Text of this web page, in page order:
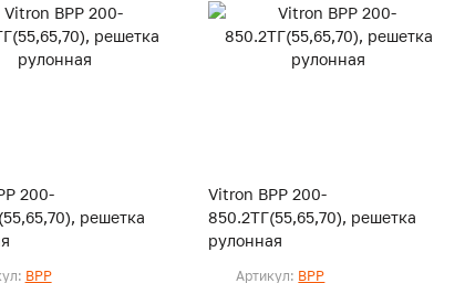
200-
решетка
ВРР
Vitron ВРР 200-
850.2ТГ(55,65,70), решетка
рулонная
Артикул: ВРР